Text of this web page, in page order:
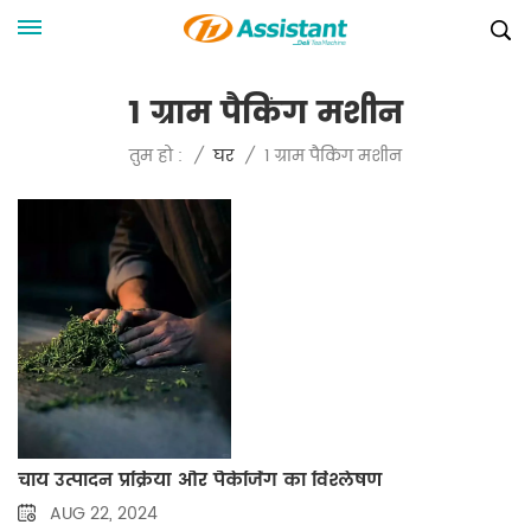
1 ग्राम पैकिंग मशीन
तुम हो : / घर / 1 ग्राम पैकिंग मशीन
चाय उत्पादन प्रक्रिया और पैकेजिंग का विश्लेषण
AUG 22, 2024